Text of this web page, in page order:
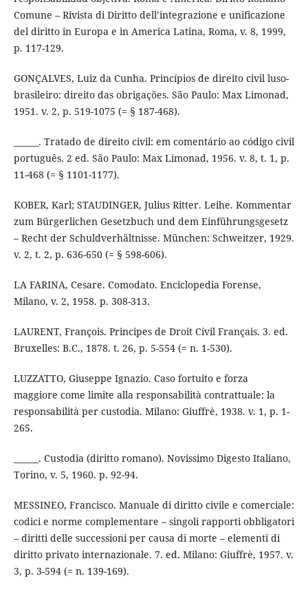
Comune – Rivista di Diritto dell’integrazione e unificazione
del diritto in Europa e in America Latina, Roma, v. 8, 1999,
p. 117-129.
GONÇALVES, Luiz da Cunha. Princípios de direito civil luso-
brasileiro: direito das obrigações. São Paulo: Max Limonad,
1951. v. 2, p. 519-1075 (= § 187-468).
______. Tratado de direito civil: em comentário ao código civil
português. 2 ed. São Paulo: Max Limonad, 1956. v. 8, t. 1, p.
11-468 (= § 1101-1177).
KOBER, Karl; STAUDINGER, Julius Ritter. Leihe. Kommentar
zum Bürgerlichen Gesetzbuch und dem Einführungsgesetz
– Recht der Schuldverhältnisse. München: Schweitzer, 1929.
v. 2, t. 2, p. 636-650 (= § 598-606).
LA FARINA, Cesare. Comodato. Enciclopedia Forense,
Milano, v. 2, 1958. p. 308-313.
LAURENT, François. Principes de Droit Civil Français. 3. ed.
Bruxelles: B.C., 1878. t. 26, p. 5-554 (= n. 1-530).
LUZZATTO, Giuseppe Ignazio. Caso fortuito e forza
maggiore come limite alla responsabilità contrattuale: la
responsabilità per custodia. Milano: Giuffrè, 1938. v. 1, p. 1-
265.
______. Custodia (diritto romano). Novissimo Digesto Italiano,
Torino, v. 5, 1960. p. 92-94.
MESSINEO, Francisco. Manuale di diritto civile e comerciale:
codici e norme complementare – singoli rapporti obbligatori
– diritti delle successioni per causa di morte – elementi di
diritto privato internazionale. 7. ed. Milano: Giuffrè, 1957. v.
3, p. 3-594 (= n. 139-169).